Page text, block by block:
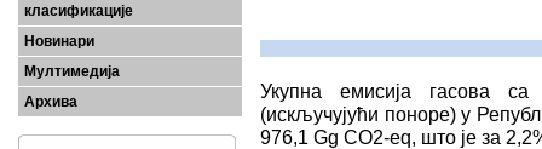
класификације
Новинари
Мултимедија
Архива
Укупна емисија гасова
(искључујући поноре) у
976,1 Gg CO2-eq, што је за